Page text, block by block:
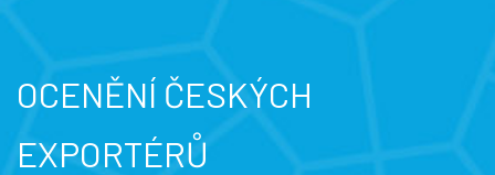
OCENĚNÍ ČESKÝCH
EXPORTÉRŮ